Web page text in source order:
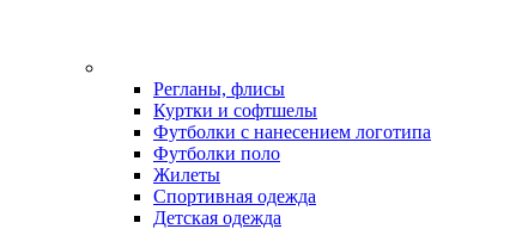
Регланы, флисы
Куртки и софтшелы
Футболки с нанесением логотипа
Футболки поло
Жилеты
Спортивная одежда
Детская одежда